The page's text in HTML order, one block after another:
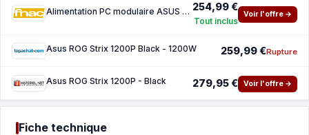
Alimentation PC modulaire ASUS ROG Strix 1200W 80 PLUS Platinum Black 254,99 €
Tout inclus
Voir l'offre →
Asus ROG Strix 1200P Black - 1200W 259,99 €Rupture
Asus ROG Strix 1200P - Black 279,95 € Voir l'offre →
Fiche technique